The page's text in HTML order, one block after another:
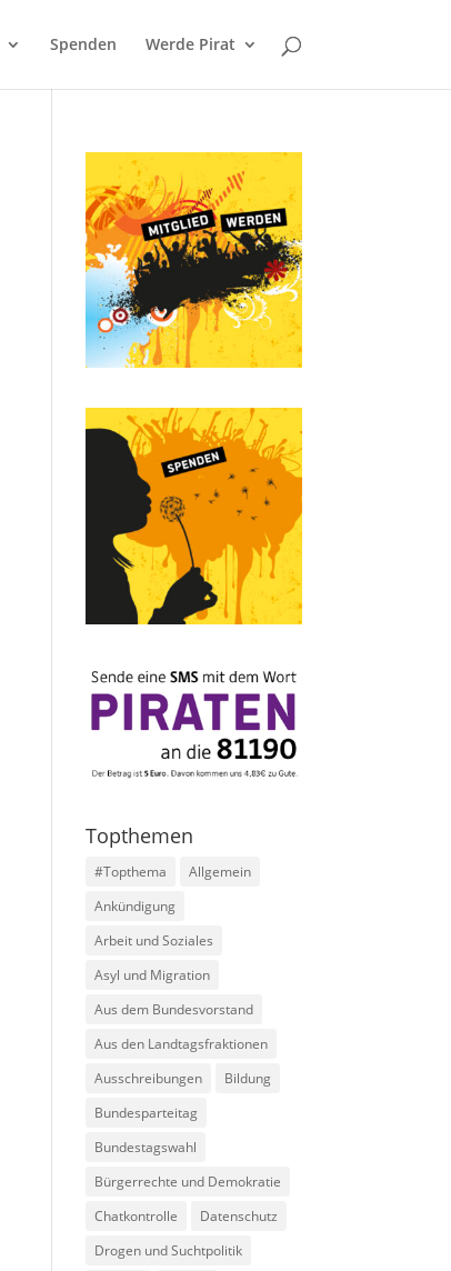
Spenden Werde Pirat
Topthemen
#Topthema
Allgemein
Ankündigung
Arbeit und Soziales
Asyl und Migration
Aus dem Bundesvorstand
Aus den Landtagsfraktionen
Ausschreibungen
Bildung
Bundesparteitag
Bundestagswahl
Bürgerrechte und Demokratie
Chatkontrolle
Datenschutz
Drogen und Suchtpolitik